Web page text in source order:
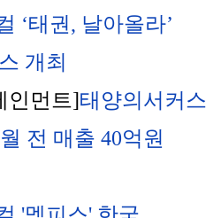
‘태권, 날아올라’
개최
인먼트]태양의서커스
전 매출 40억원